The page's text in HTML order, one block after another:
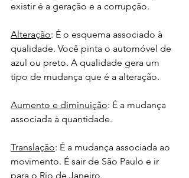
existir é a geração e a corrupção.
Alteração: É o esquema associado à
qualidade. Você pinta o automóvel de
azul ou preto. A qualidade gera um
tipo de mudança que é a alteração.
Aumento e diminuição: É a mudança
associada à quantidade.
Translação: É a mudança associada ao
movimento. É sair de São Paulo e ir
para o Rio de Janeiro.